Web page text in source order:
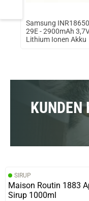
Samsung INR18650
29E - 2900mAh
Lithium Ionen Akku
KUNDEN
SIRUP
Maison Routin 1883
Sirup 1000ml